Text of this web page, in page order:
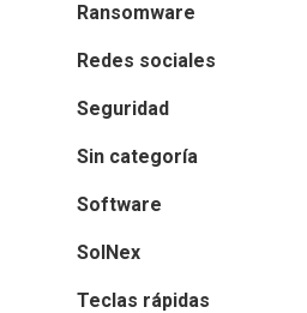
Ransomware
Redes sociales
Seguridad
Sin categoría
Software
SolNex
Teclas rápidas